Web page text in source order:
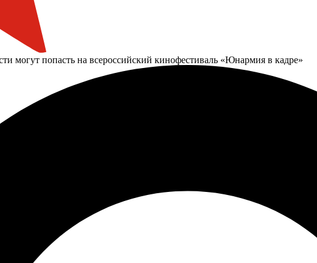
могут попасть на всероссийский кинофестиваль «Юнармия в кадре»